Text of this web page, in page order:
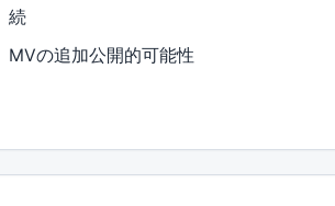
続
MVの追加公開的可能性